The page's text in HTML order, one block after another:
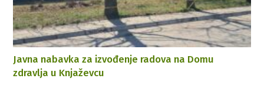
Javna nabavka za izvođenje radova na Domu
zdravlja u Knjaževcu